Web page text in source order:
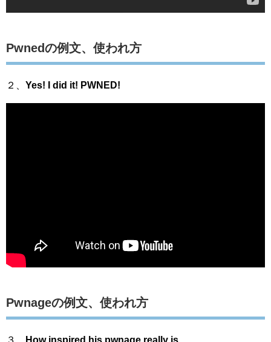
Pwnedの例文、使われ方
２、 Yes! I did it! PWNED!
Pwnageの例文、使われ方
３、 How inspired his pwnage really is.